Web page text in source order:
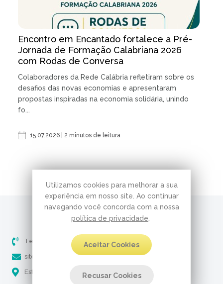
Utilizamos cookies para melhorar a sua
experiência em nosso site. Ao continuar
navegando você concorda com a nossa
política de privacidade
Aceitar Cookies
Recusar Cookies
Encontro em Encantado fortalece a Pré-
Jornada de Formação Calabriana 2026
com Rodas de Conversa
Colaboradores da Rede Calábria refletiram sobre os
desafios das novas economias e apresentaram
propostas inspiradas na economia solidária, unindo
fo...
15.07.2026 | 2 minutos de leitura
Telefone (51) 3237-5061
site@pobresservos.org.br
Estrada Aracaju, 650 - Nonoai Porto Alegre - RS